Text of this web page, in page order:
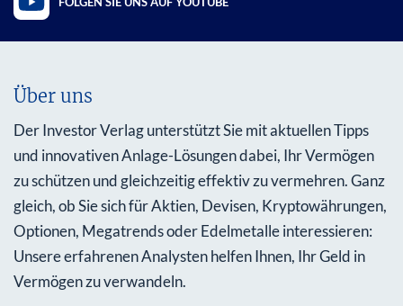
Über uns
Der Investor Verlag unterstützt Sie mit aktuellen Tipps
und innovativen Anlage-Lösungen dabei, Ihr Vermögen
zu schützen und gleichzeitig effektiv zu vermehren. Ganz
gleich, ob Sie sich für Aktien, Devisen, Kryptowährungen,
Optionen, Megatrends oder Edelmetalle interessieren:
Unsere erfahrenen Analysten helfen Ihnen, Ihr Geld in
Vermögen zu verwandeln.